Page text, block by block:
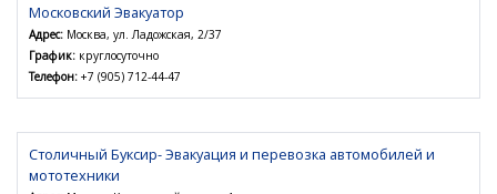
Московский Эвакуатор
Адрес: Москва, ул. Ладожская, 2/37
График: круглосуточно
Телефон: +7 (905) 712-44-47
Столичный Буксир- Эвакуация и перевозка автомобилей и
мототехники